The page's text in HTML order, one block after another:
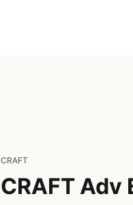
CRAFT
CRAFT Adv